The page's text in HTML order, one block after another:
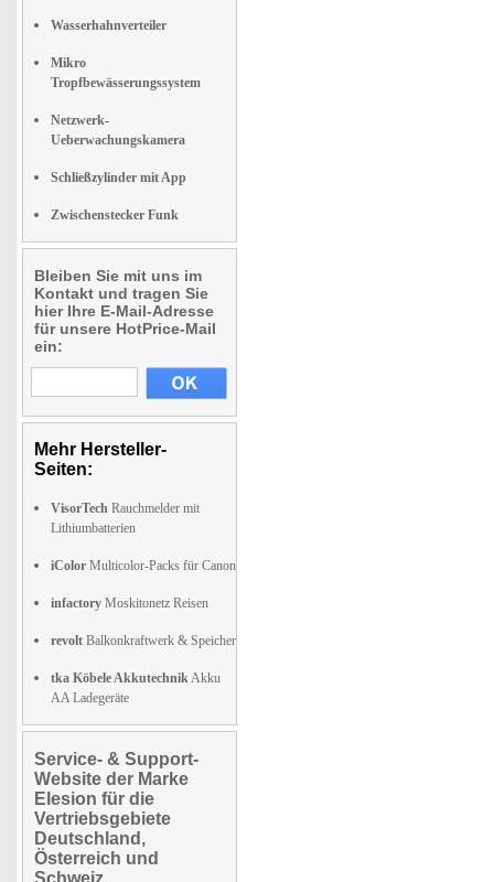
Wasserhahnverteiler
Mikro
Tropfbewässerungssystem
Netzwerk-
Ueberwachungskamera
Schließzylinder mit App
Zwischenstecker Funk
Bleiben Sie mit uns im
Kontakt und tragen Sie
hier Ihre E-Mail-Adresse
für unsere HotPrice-Mail
ein:
Mehr Hersteller-
Seiten:
VisorTech Rauchmelder mit
Lithiumbatterien
iColor Multicolor-Packs für Canon
infactory Moskitonetz Reisen
revolt Balkonkraftwerk & Speicher
tka Köbele AkkutechnikAkku
AA Ladegeräte
Service- & Support-
Website der Marke
Elesion für die
Vertriebsgebiete
Deutschland,
Österreich und
Schweiz